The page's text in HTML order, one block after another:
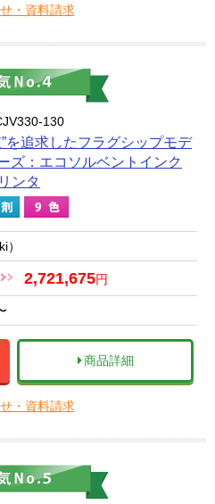
・資料請求
130
を追求したフラグシップモデ
ズ：エコソルベントインク
ンタ
2,721,675円
商品詳細
・資料請求